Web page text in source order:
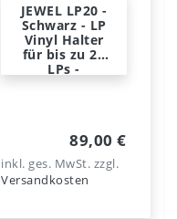
JEWEL LP20 -
Schwarz - LP
Vinyl Halter
für bis zu 20
LPs -
89,00 €
inkl. ges. MwSt. zzgl.
Versandkosten